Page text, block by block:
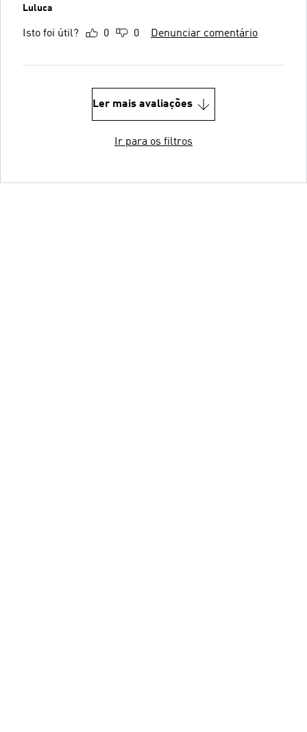
Luluca
Isto foi útil? 0 0 Denunciar comentário
Ler mais avaliações
Ir para os filtros